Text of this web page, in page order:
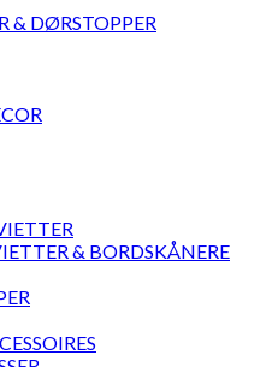
& DØRSTOPPER
& BORDSKÅNERE